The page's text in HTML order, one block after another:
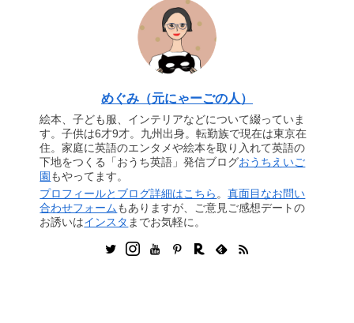
めぐみ（元にゃーごの人）
絵本、子ども服、インテリアなどについて綴っていま
す。子供は6才9才。九州出身。転勤族で現在は東京在
住。家庭に英語のエンタメや絵本を取り入れて英語の
下地をつくる「おうち英語」発信ブログおうちえいご
園 もやってます。
プロフィールとブログ詳細はこちら 。真面目なお問い
合わせフォームもありますが、ご意見ご感想デートの
お誘いはインスタ までお気軽に。